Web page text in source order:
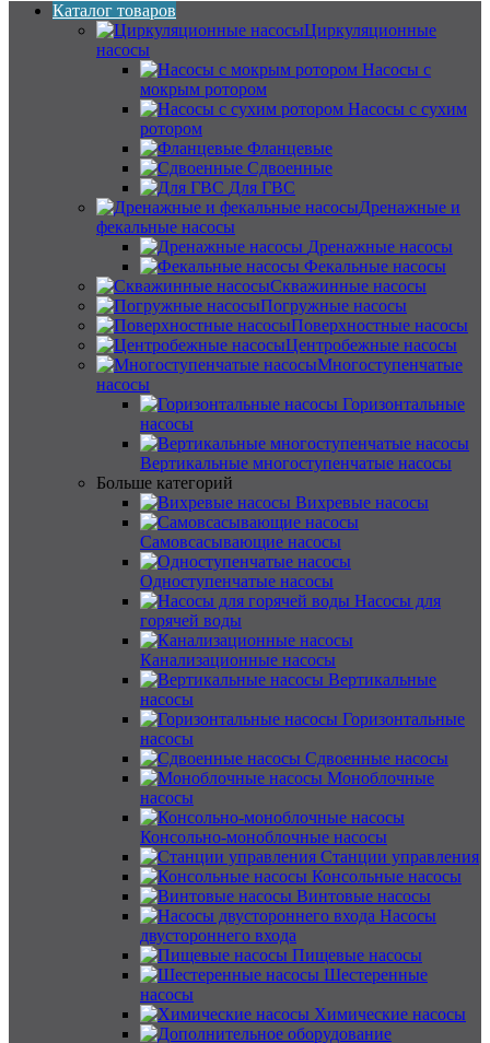
Каталог товаров
Циркуляционные
насосы
Насосы с
мокрым ротором
Насосы с сухим
ротором
Фланцевые
Сдвоенные
Для ГВС
Дренажные и
фекальные насосы
Дренажные насосы
Фекальные насосы
Скважинные насосы
Погружные насосы
Поверхностные насосы
Центробежные насосы
Многоступенчатые
насосы
Горизонтальные
насосы
Вертикальные многоступенчатые насосы
Больше категорий
Вихревые насосы
Самовсасывающие насосы
Одноступенчатые насосы
Насосы для
горячей воды
Канализационные насосы
Вертикальные
насосы
Горизонтальные
насосы
Сдвоенные насосы
Моноблочные
насосы
Консольно-моноблочные насосы
Станции управления
Консольные насосы
Винтовые насосы
Насосы
двустороннего входа
Пищевые насосы
Шестеренные
насосы
Химические насосы